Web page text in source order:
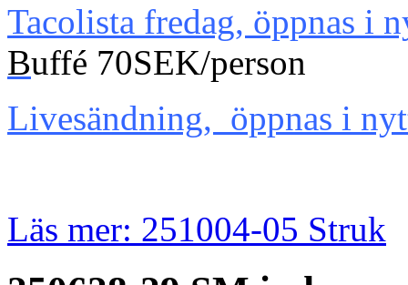
Tacolista fredag, öppnas i
Buffé 70SEK/person
Livesändning, öppnas i
Läs mer: 251004-05 Struk